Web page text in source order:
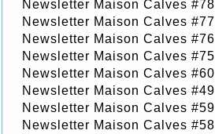
Newsletter Maison Calves #78
Newsletter Maison Calves #77
Newsletter Maison Calves #76
Newsletter Maison Calves #75
Newsletter Maison Calves #60
Newsletter Maison Calves #49
Newsletter Maison Calves #59
Newsletter Maison Calves #58